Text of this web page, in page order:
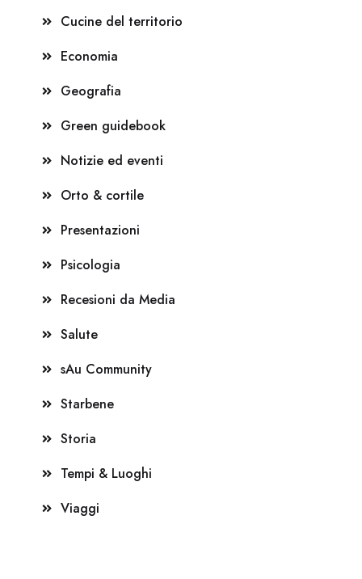
Cucine del territorio
Economia
Geografia
Green guidebook
Notizie ed eventi
Orto & cortile
Presentazioni
Psicologia
Recesioni da Media
Salute
sAu Community
Starbene
Storia
Tempi & Luoghi
Viaggi